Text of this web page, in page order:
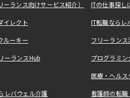
ランス向けサービス紹介） ITの仕事探
イレクト IT転職なら
ルーキー フリーラン
ーランスHub プログラミ
医療・ヘル
レバウェル介護 看護師の転